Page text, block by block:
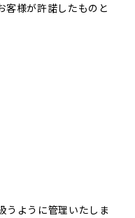
客様が許諾したものと
うように管理いたしま